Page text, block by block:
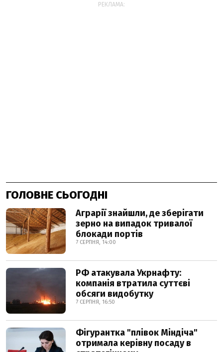
РЕКЛАМА:
ГОЛОВНЕ СЬОГОДНІ
Аграрії знайшли, де зберігати
зерно на випадок тривалої
блокади портів
7 СЕРПНЯ, 14:00
РФ атакувала Укрнафту:
компанія втратила суттєві
обсяги видобутку
7 СЕРПНЯ, 16:50
Фігурантка "плівок Міндіча"
отримала керівну посаду в